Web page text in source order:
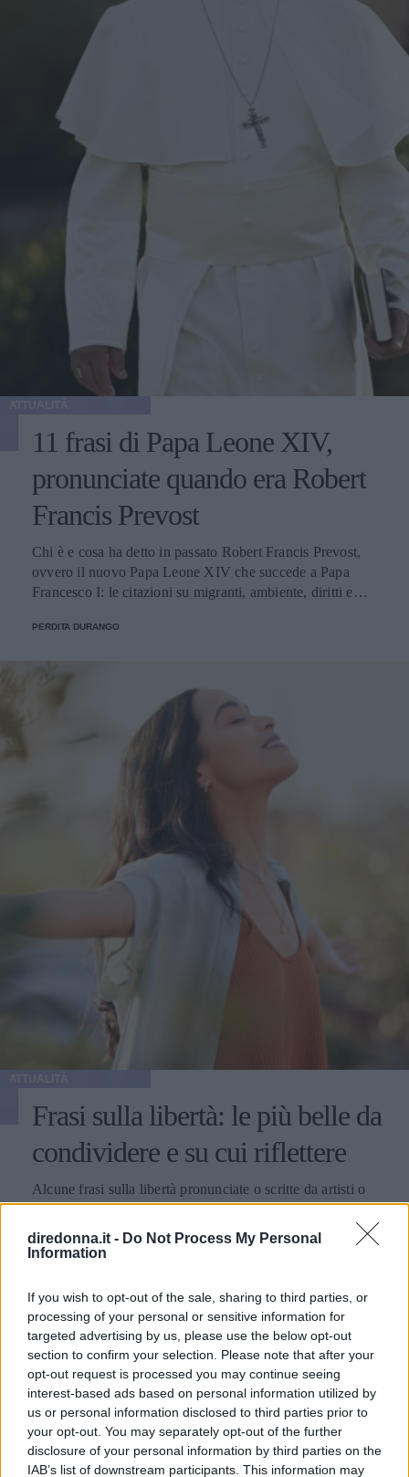
diredonna.it - Do Not Process My Personal
Information
If you wish to opt-out of the sale, sharing to third parties, or
processing of your personal or sensitive information for
targeted advertising by us, please use the below opt-out
section to confirm your selection. Please note that after your
opt-out request is processed you may continue seeing
interest-based ads based on personal information utilized by
us or personal information disclosed to third parties prior to
your opt-out. You may separately opt-out of the further
disclosure of your personal information by third parties on the
IAB’s list of downstream participants. This information may
11 frasi di Papa Leone XIV,
pronunciate quando era Robert
Francis Prevost
Chi è e cosa ha detto in passato Robert Francis Prevost,
ovvero il nuovo Papa Leone XIV che succede a Papa
Francesco I: le citazioni su migranti, ambiente, diritti e
PERDITA DURANGO
Frasi sulla libertà: le più belle da
condividere e su cui riflettere
Alcune frasi sulla libertà pronunciate o scritte da artisti o
personaggi famosi: così il concetto è stato esplorato in
diversi ambiti.